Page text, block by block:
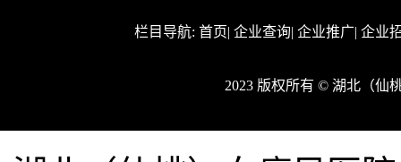
栏目导航: 首页| 企业查询| 企业推广| 企业
2023 版权所有 © 湖北（仙